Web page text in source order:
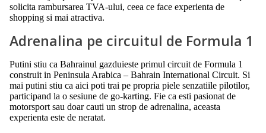
solicita rambursarea TVA-ului, ceea ce face experienta de
shopping si mai atractiva.
Adrenalina pe circuitul de Formula 1
Putini stiu ca Bahrainul gazduieste primul circuit de Formula 1
construit in Peninsula Arabica – Bahrain International Circuit. Si
mai putini stiu ca aici poti trai pe propria piele senzatiile pilotilor,
participand la o sesiune de go-karting. Fie ca esti pasionat de
motorsport sau doar cauti un strop de adrenalina, aceasta
experienta este de neratat.